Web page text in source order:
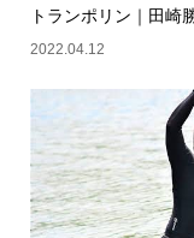
トランポリン｜田崎
2022.04.12